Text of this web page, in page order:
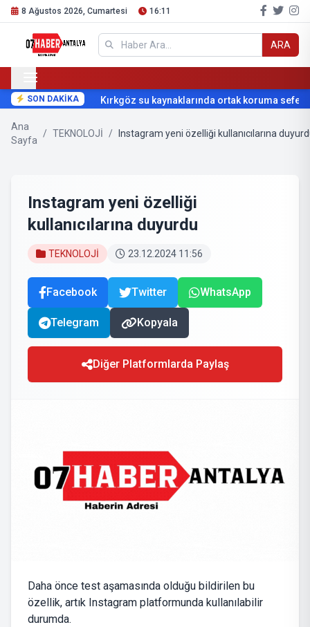
8 Ağustos 2026, Cumartesi 16:11
ARA
SON DAKİKA Kırkgöz su kaynaklarında ortak koruma
Ana
Sayfa
/ TEKNOLOJİ / Instagram yeni özelliği kullanıcılarına
Instagram yeni özelliği
kullanıcılarına duyurdu
TEKNOLOJİ 23.12.2024 11:56
Facebook Twitter WhatsApp
Telegram Kopyala
Diğer Platformlarda Paylaş
Daha önce test aşamasında olduğu bildirilen bu
özellik, artık Instagram platformunda kullanılabilir
durumda.